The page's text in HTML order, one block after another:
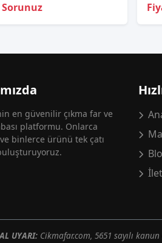
en güvenilir çıkma far ve
platformu. Onlarca
binlerce ürünü tek çatı
UYARI: Cikmafar.com, 5651 sayılı